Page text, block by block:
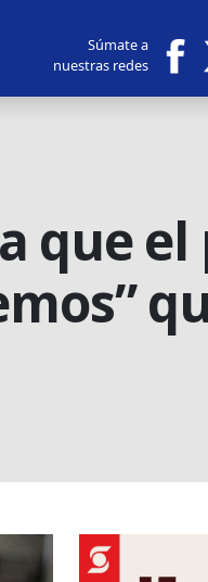
Súmate a
nuestras redes
que el